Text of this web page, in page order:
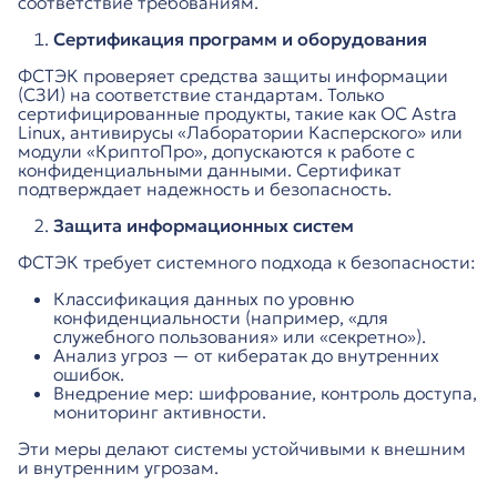
Сертификация программ и оборудования
ФСТЭК проверяет средства защиты информации
(СЗИ) на соответствие стандартам. Только
сертифицированные продукты, такие как ОС Astra
Linux, антивирусы «Лаборатории Касперского» или
модули «КриптоПро», допускаются к работе с
конфиденциальными данными. Сертификат
подтверждает надежность и безопасность.
Защита информационных систем
ФСТЭК требует системного подхода к безопасности:
Классификация данных по уровню
конфиденциальности (например, «для
служебного пользования» или «секретно»).
Анализ угроз — от кибератак до внутренних
ошибок.
Внедрение мер: шифрование, контроль доступа,
мониторинг активности.
Эти меры делают системы устойчивыми к внешним
и внутренним угрозам.